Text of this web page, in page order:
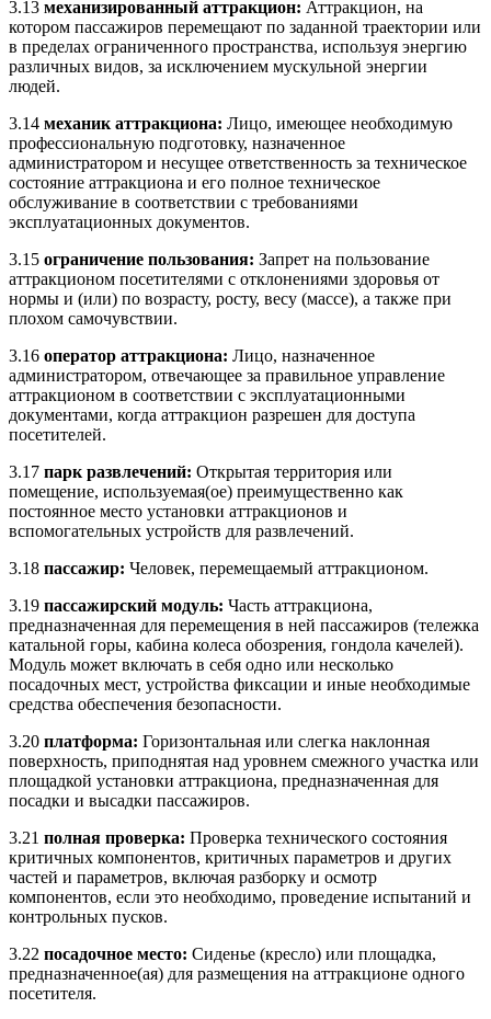
3.13 механизированный аттракцион: Аттракцион, на
котором пассажиров перемещают по заданной траектории или
в пределах ограниченного пространства, используя энергию
различных видов, за исключением мускульной энергии
людей.
3.14 механик аттракциона: Лицо, имеющее необходимую
профессиональную подготовку, назначенное
администратором и несущее ответственность за техническое
состояние аттракциона и его полное техническое
обслуживание в соответствии с требованиями
эксплуатационных документов.
3.15 ограничение пользования: Запрет на пользование
аттракционом посетителями с отклонениями здоровья от
нормы и (или) по возрасту, росту, весу (массе), а также при
плохом самочувствии.
3.16 оператор аттракциона: Лицо, назначенное
администратором, отвечающее за правильное управление
аттракционом в соответствии с эксплуатационными
документами, когда аттракцион разрешен для доступа
посетителей.
3.17 парк развлечений: Открытая территория или
помещение, используемая(ое) преимущественно как
постоянное место установки аттракционов и
вспомогательных устройств для развлечений.
3.18 пассажир: Человек, перемещаемый аттракционом.
3.19 пассажирский модуль: Часть аттракциона,
предназначенная для перемещения в ней пассажиров (тележка
катальной горы, кабина колеса обозрения, гондола качелей).
Модуль может включать в себя одно или несколько
посадочных мест, устройства фиксации и иные необходимые
средства обеспечения безопасности.
3.20 платформа: Горизонтальная или слегка наклонная
поверхность, приподнятая над уровнем смежного участка или
площадкой установки аттракциона, предназначенная для
посадки и высадки пассажиров.
3.21 полная проверка: Проверка технического состояния
критичных компонентов, критичных параметров и других
частей и параметров, включая разборку и осмотр
компонентов, если это необходимо, проведение испытаний и
контрольных пусков.
3.22 посадочное место: Сиденье (кресло) или площадка,
предназначенное(ая) для размещения на аттракционе одного
посетителя.